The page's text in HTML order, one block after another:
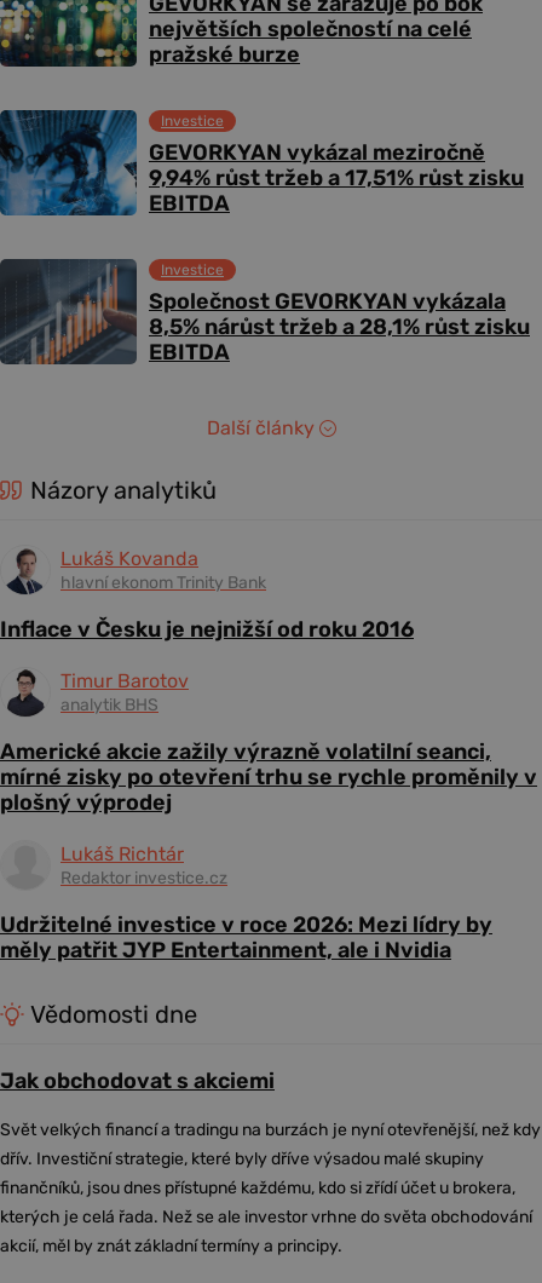
největších společností na celé
pražské burze
GEVORKYAN vykázal meziročně
9,94% růst tržeb a 17,51% růst zisku
EBITDA
Investice
Společnost GEVORKYAN vykázala
8,5% nárůst tržeb a 28,1% růst zisku
EBITDA
Investice
Další články
Názory analytiků
Lukáš Kovanda
hlavní ekonom Trinity Bank
Inflace v Česku je nejnižší od roku 2016
Timur Barotov
analytik BHS
Americké akcie zažily výrazně volatilní seanci,
mírné zisky po otevření trhu se rychle proměnily v
plošný výprodej
Lukáš Richtár
Redaktor investice.cz
Udržitelné investice v roce 2026: Mezi lídry by
měly patřit JYP Entertainment, ale i Nvidia
Vědomosti dne
Jak obchodovat s akciemi
Svět velkých financí a tradingu na burzách je nyní otevřenější, než kdy
dřív. Investiční strategie, které byly dříve výsadou malé skupiny
finančníků, jsou dnes přístupné každému, kdo si zřídí účet u brokera,
kterých je celá řada. Než se ale investor vrhne do světa obchodování
akcií, měl by znát základní termíny a principy.